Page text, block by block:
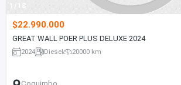
1/18
$22.990.000
GREAT WALL POER PLUS DELUXE 2024
2024 Diesel 20000 km